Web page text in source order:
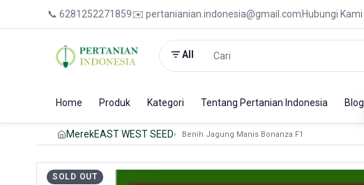
📞 6281252271859✉️ pertanianian.indonesia@gmail.com Hubungi Kami
All
Home Produk Kategori Tentang Pertanian Indonesia Blog
MerekEAST WEST SEED Benih Jagung Manis Bonanza F1
SOLD OUT